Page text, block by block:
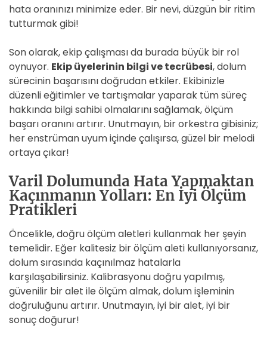
hata oranınızı minimize eder. Bir nevi, düzgün bir ritim
tutturmak gibi!
Son olarak, ekip çalışması da burada büyük bir rol
oynuyor. Ekip üyelerinin bilgi ve tecrübesi, dolum
sürecinin başarısını doğrudan etkiler. Ekibinizle
düzenli eğitimler ve tartışmalar yaparak tüm süreç
hakkında bilgi sahibi olmalarını sağlamak, ölçüm
başarı oranını artırır. Unutmayın, bir orkestra gibisiniz;
her enstrüman uyum içinde çalışırsa, güzel bir melodi
ortaya çıkar!
Varil Dolumunda Hata Yapmaktan
Kaçınmanın Yolları: En İyi Ölçüm
Pratikleri
Öncelikle, doğru ölçüm aletleri kullanmak her şeyin
temelidir. Eğer kalitesiz bir ölçüm aleti kullanıyorsanız,
dolum sırasında kaçınılmaz hatalarla
karşılaşabilirsiniz. Kalibrasyonu doğru yapılmış,
güvenilir bir alet ile ölçüm almak, dolum işleminin
doğruluğunu artırır. Unutmayın, iyi bir alet, iyi bir
sonuç doğurur!